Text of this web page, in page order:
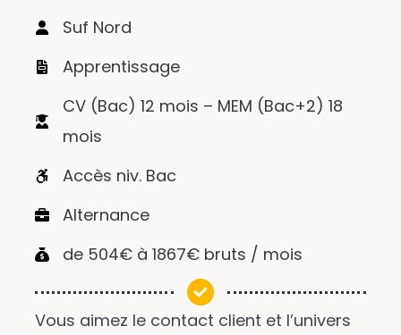
Suf Nord
Apprentissage
CV (Bac) 12 mois – MEM (Bac+2) 18
mois
Accès niv. Bac
Alternance
de 504€ à 1867€ bruts / mois
Vous aimez le contact client et l’univers